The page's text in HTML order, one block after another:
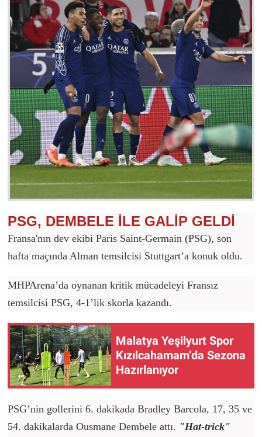
PSG, DEMBELE İLE GALİP GELDİ
Fransa'nın dev ekibi Paris Saint-Germain (PSG), son
hafta maçında Alman temsilcisi Stuttgart’a konuk oldu.
MHPArena’da oynanan kritik mücadeleyi Fransız
temsilcisi PSG, 4-1’lik skorla kazandı.
Malatya Yeşilyurt Spor
Kızılcahamam’da Sezona
Hazırlanıyor
PSG’nin gollerini 6. dakikada Bradley Barcola, 17, 35 ve
54. dakikalarda Ousmane Dembele attı. "Hat-trick"